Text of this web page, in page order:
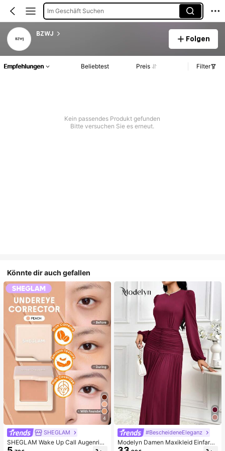
Im Geschäft Suchen
BZWJ
Folgen
Empfehlungen Beliebtest Preis Filter
Kein passendes Produkt gefunden
Bitte versuchen Sie es erneut.
Könnte dir auch gefallen
4
SHEGLAM
SHEGLAM Wake Up Call Augenring
e Color Corrector-Peach Marken-S
#BescheideneEleganz
Modelyn Damen Maxikleid Einfarbi
g mit rundem Ausschnitt, Laternenä